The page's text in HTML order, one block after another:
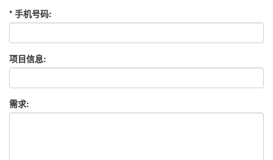
* 手机号码:
项目信息:
需求: